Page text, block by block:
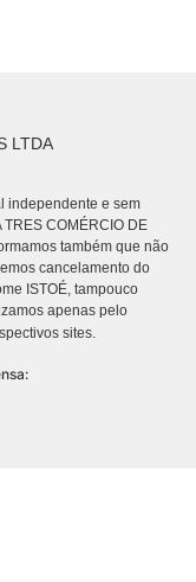
LTDA
independente e sem
COMÉRCIO DE
também que não
cancelamento do
ISTOÉ, tampouco
apenas pelo
sites.